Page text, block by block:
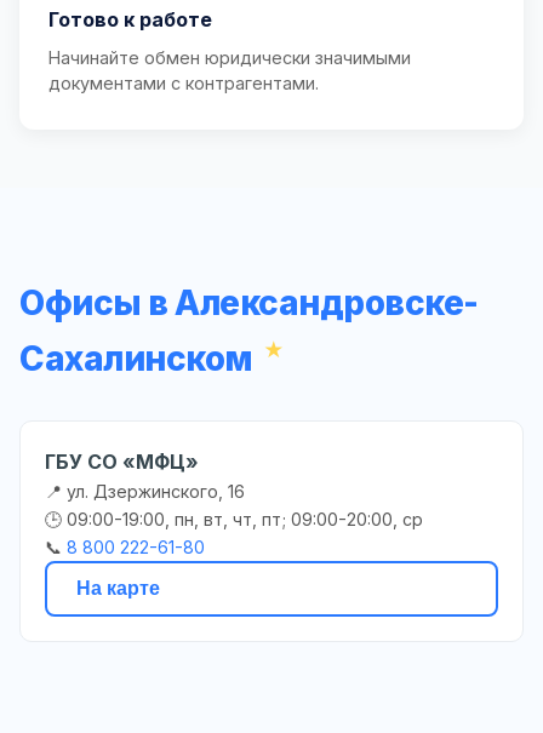
Готово к работе
Начинайте обмен юридически значимыми
документами с контрагентами.
Офисы в Александровске-
Сахалинском
ГБУ СО «МФЦ»
📍 ул. Дзержинского, 16
🕒 09:00-19:00, пн, вт, чт, пт; 09:00-20:00, ср
📞 8 800 222-61-80
На карте